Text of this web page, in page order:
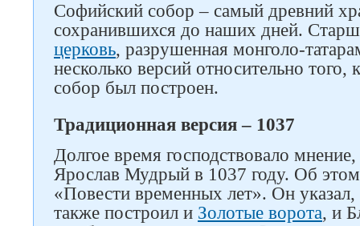
Софийский собор – самый древний
сохранившихся до наших дней.
церковь, разрушенная монголо-
несколько версий относительно
собор был построен.
Традиционная версия – 1037
Долгое время господствовало
Ярослав Мудрый в 1037 году. Об
«Повести временных лет». Он
также построил и Золотые ворота, и